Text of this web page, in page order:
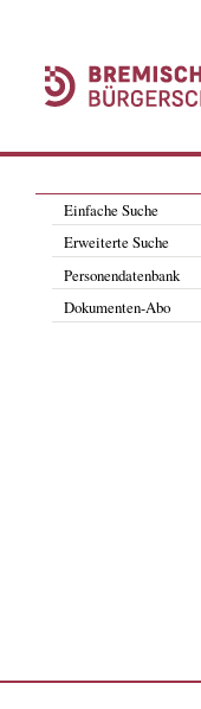
Einfache Suche
Erweiterte Suche
Personendatenbank
Dokumenten-Abo